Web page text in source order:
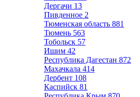
Дергачи 13
Пивденное 2
Тюменская область 881
Тюмень 563
Тобольск 57
Ишим 42
Республика Дагестан 872
Махачкала 414
Дербент 108
Каспийск 81